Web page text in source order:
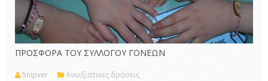
ΠΡΟΣΦΟΡΑ ΤΟΥ ΣΥΛΛΟΓΟΥ ΓΟΝΕΩΝ
5nipver Ανοιξιάτικες δράσεις